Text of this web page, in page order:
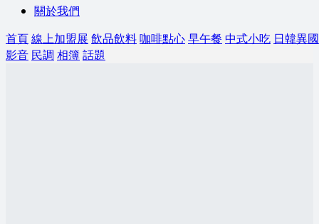
關於我們
首頁線上加盟展 飲品飲料咖啡點心早午餐 中式小吃 日韓異國
影音 民調 相簿話題